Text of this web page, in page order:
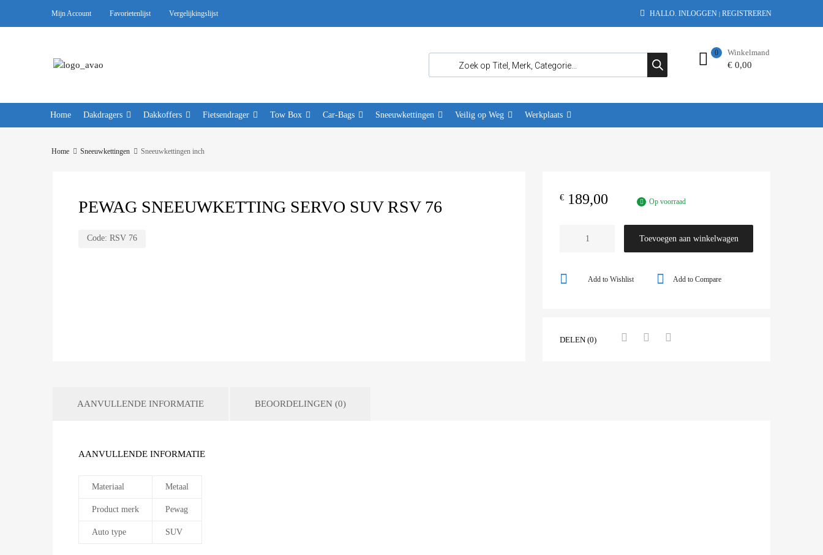
Mijn Account Favorietenlijst Vergelijkingslijst HALLO. INLOGGEN | REGISTREREN
Winkelmand
€ 0,00
0
Home Dakdragers Dakkoffers Fietsendrager Tow Box Car-Bags Sneeuwkettingen Veilig op Weg Werkplaats
Home Sneeuwkettingen Sneeuwkettingen inch
PEWAG SNEEUWKETTING SERVO SUV RSV 76
Code: RSV 76
€ 189,00 Op voorraad
Toevoegen aan winkelwagen
Add to Compare
Add to Wishlist
DELEN (0)
AANVULLENDE INFORMATIE BEOORDELINGEN (0)
AANVULLENDE INFORMATIE
Materiaal Metaal
Product merk Pewag
Auto type SUV